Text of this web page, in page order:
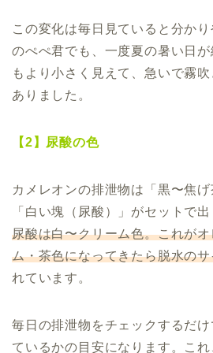
この変化は毎日見ていると分か
のぺぺ君でも、一度夏の暑い日
もより小さく見えて、急いで霧
ありました。
【2】尿酸の色
カメレオンの排泄物は「黒〜焦
「白い塊（尿酸）」がセットで
尿酸は白〜クリーム色。これが
ム・茶色になってきたら脱水の
れています。
毎日の排泄物をチェックするだけ
ているかの目安になります。こ